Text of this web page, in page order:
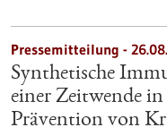
Pressemitteilung -
Synthetische
einer Zeitwende
Prävention von